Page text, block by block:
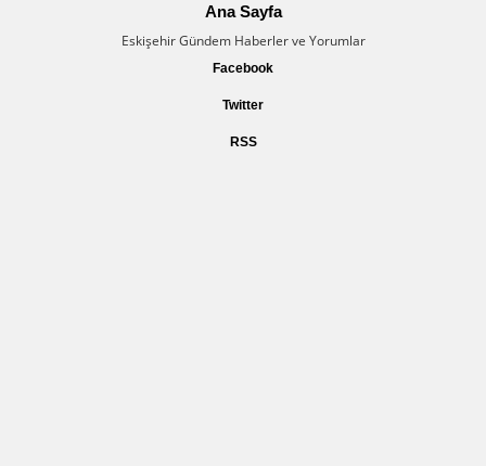
Ana Sayfa
Eskişehir Gündem Haberler ve Yorumlar
Facebook
Twitter
RSS